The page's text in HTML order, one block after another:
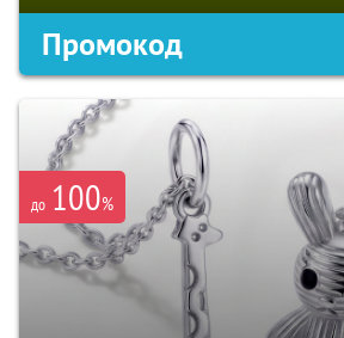
Промокод
до 100%